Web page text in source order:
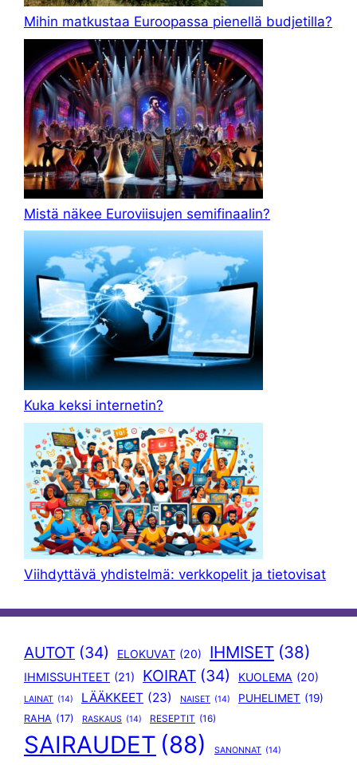
Mihin matkustaa Euroopassa pienellä budjetilla?
Mistä näkee Euroviisujen semifinaalin?
Kuka keksi internetin?
Viihdyttävä yhdistelmä: verkkopelit ja tietovisat
AUTOT (34) ELOKUVAT (20) IHMISET (38)
IHMISSUHTEET (21) KOIRAT (34) KUOLEMA (20)
LAINAT (14) LÄÄKKEET (23) NAISET (14) PUHELIMET (19)
RAHA (17) RASKAUS (14) RESEPTIT (16)
SAIRAUDET (88) SANONNAT (14)